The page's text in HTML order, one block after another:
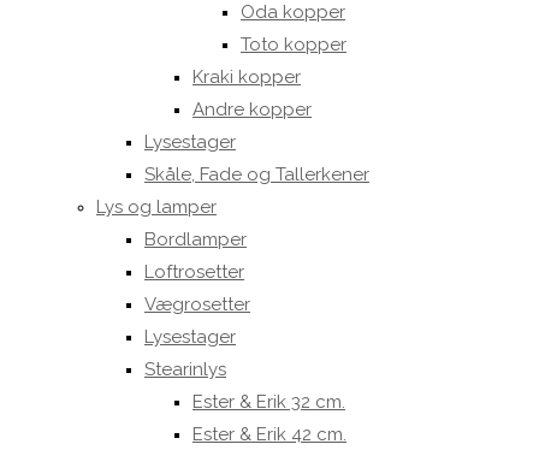
Oda kopper
Toto kopper
Kraki kopper
Andre kopper
Lysestager
Skåle, Fade og Tallerkener
Lys og lamper
Bordlamper
Loftrosetter
Vægrosetter
Lysestager
Stearinlys
Ester & Erik 32 cm.
Ester & Erik 42 cm.